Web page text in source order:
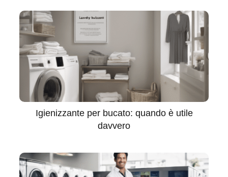
Igienizzante per bucato: quando è utile
davvero